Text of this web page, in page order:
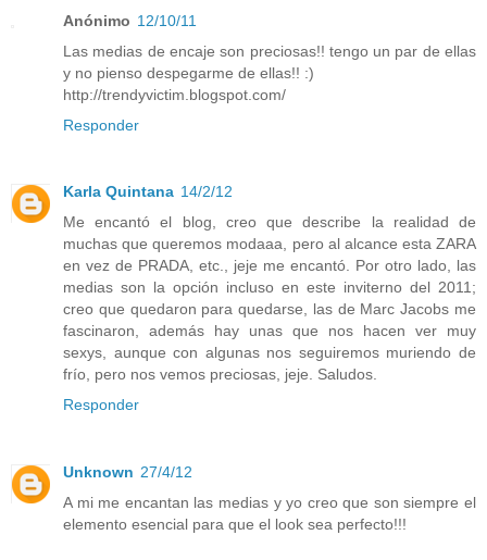
Anónimo 12/10/11
Las medias de encaje son preciosas!! tengo un par de ellas
y no pienso despegarme de ellas!! :)
http://trendyvictim.blogspot.com/
Responder
Karla Quintana 14/2/12
Me encantó el blog, creo que describe la realidad de
muchas que queremos modaaa, pero al alcance esta ZARA
en vez de PRADA, etc., jeje me encantó. Por otro lado, las
medias son la opción incluso en este inviterno del 2011;
creo que quedaron para quedarse, las de Marc Jacobs me
fascinaron, además hay unas que nos hacen ver muy
sexys, aunque con algunas nos seguiremos muriendo de
frío, pero nos vemos preciosas, jeje. Saludos.
Responder
Unknown 27/4/12
A mi me encantan las medias y yo creo que son siempre el
elemento esencial para que el look sea perfecto!!!